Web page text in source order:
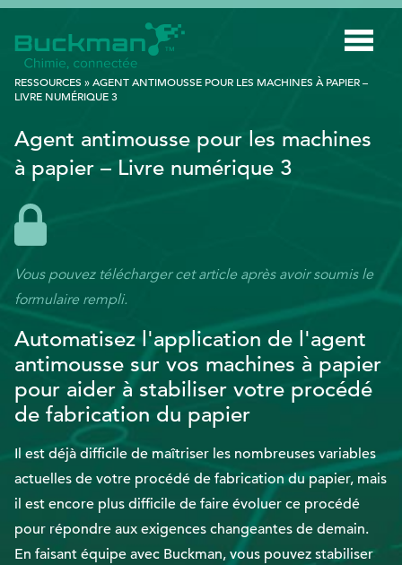
INDUSTRIES
TECHNOLOGIE INTELLIGENTE
DURABILITÉ
RESSOURCES
BLOGUE
EthicsPoint
Nous joindre
Carrières
Ackumen
Rechercher
:
RESSOURCES »AGENT ANTIMOUSSE POUR LES MACHINES À PAPIER –
LIVRE NUMÉRIQUE 3
Agent antimousse pour les machines
à papier – Livre numérique 3
Vous pouvez télécharger cet article après avoir soumis le
formulaire rempli.
Automatisez l'application de l'agent
antimousse sur vos machines à papier
pour aider à stabiliser votre procédé
de fabrication du papier
Il est déjà difficile de maîtriser les nombreuses variables
actuelles de votre procédé de fabrication du papier, mais
il est encore plus difficile de faire évoluer ce procédé
pour répondre aux exigences changeantes de demain.
En faisant équipe avec Buckman, vous pouvez stabiliser